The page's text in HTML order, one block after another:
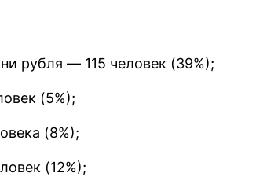
рубля — 115 человек (39%);
(5%);
(8%);
(12%);